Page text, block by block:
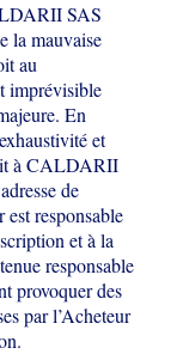
SAS
la mauvaise
au
imprévisible
En
et
à CALDARII
de
est responsable
et à la
responsable
provoquer des
par l’Acheteur